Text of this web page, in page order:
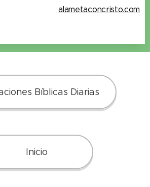
alametaconcristo.com
Bíblicas Diarias
Inicio